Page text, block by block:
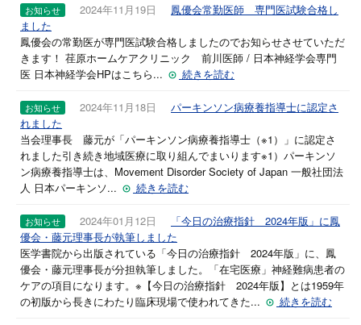
お知らせ 2024年11月19日
鳳優会常勤医師 専門医試験合格し
ました
鳳優会の常勤医が専門医試験合格しましたのでお知らせさせていただ
きます！ 荏原ホームケアクリニック 前川医師 / 日本神経学会専門
医 日本神経学会HPはこちら...
続きを読む
お知らせ 2024年11月18日
パーキンソン病療養指導士に認定さ
れました
当会理事長 藤元が「パーキンソン病療養指導士（※1）」に認定さ
れました引き続き地域医療に取り組んでまいります※1）パーキンソ
ン病療養指導士は、Movement Disorder Society of Japan 一般社団法
人 日本パーキンソ...
続きを読む
お知らせ 2024年01月12日
「今日の治療指針 2024年版」に鳳
優会・藤元理事長が執筆しました
医学書院から出版されている「今日の治療指針 2024年版」に、鳳
優会・藤元理事長が分担執筆しました。「在宅医療」神経難病患者の
ケアの項目になります。※【今日の治療指針 2024年版】とは1959年
の初版から長きにわたり臨床現場で使われてきた...
続きを読む